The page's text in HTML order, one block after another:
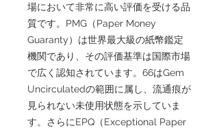
場において非常に高い評価を受ける品
質です。PMG（Paper Money
Guaranty）は世界最大級の紙幣鑑定
機関であり、その評価基準は国際市場
で広く認知されています。66はGem
Uncirculatedの範囲に属し、流通痕が
見られない未使用状態を示していま
す。さらにEPQ（Exceptional Paper